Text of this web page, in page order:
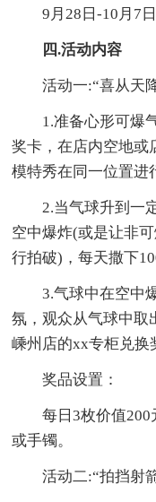
9月28日-10月7
四.活动内容
活动一:“喜从天
1.准备心形可爆
奖卡，在店内空地或
模特秀在同一位置进
2.当气球升到一
空中爆炸(或是让非
行拍破)，每天撒下
3.气球中在空中
氛，观众从气球中取
嵊州店的xx专柜兑换
奖品设置：
每日3枚价值
或手镯。
活动二:“拍挡射